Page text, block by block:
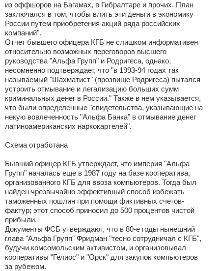
из оффшоров на Багамах, в Гибралтаре и прочих. План
заключался в том, чтобы влить эти деньги в экономику
России путем приобретения акций ряда российских
компаний".
Отчет бывшего офицера КГБ не слишком информативен
относительно возможных переговоров высшего
руководства "Альфа Групп" и Родригеса, однако,
несомненно подтверждает, что "в 1993-94 годах так
называемый "Шахматист" (прозвище Родригеса) пытался
устроить отмывание и легализацию больших сумм
криминальных денег в России." Также в нем указывается,
что были определенные "свидетельства, указывающие на
некую вовлеченность "Альфа Банка" в отмывание денег
латиноамериканских наркокартелей".
Схема отработана
Бывший офицер КГБ утверждает, что империя "Альфа
Групп" началась еще в 1987 году на базе кооператива,
организованного КГБ для ввоза компьютеров. Тогда был
найден чрезвычайно эффективный способ избежать
таможенных пошлин при помощи фиктивных счетов-
фактур; этот способ приносил до 500 процентов чистой
прибыли.
Документы ФСБ утверждают, что в 80-е годы нынешний
глава "Альфа Групп" Фридман "тесно сотрудничал с КГБ",
будучи комсомольским активистом, и организовывал
кооперативы "Гелиос" и "Орск" для закупок компьютеров
за рубежом.